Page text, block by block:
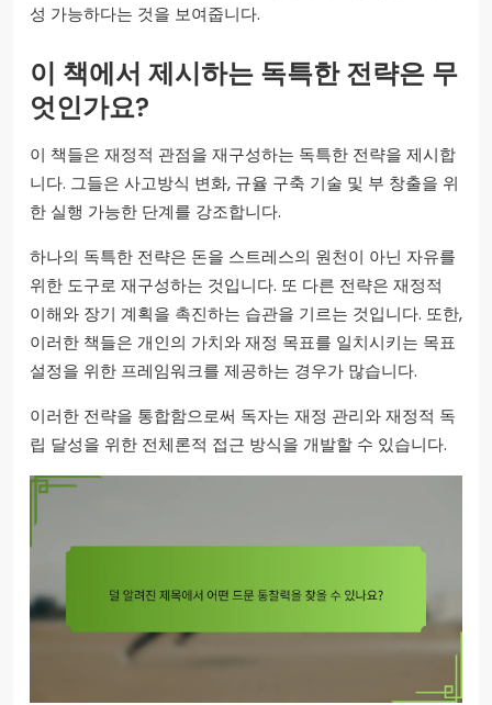
성 가능하다는 것을 보여줍니다.
이 책에서 제시하는 독특한 전략은 무
엇인가요?
이 책들은 재정적 관점을 재구성하는 독특한 전략을 제시합
니다. 그들은 사고방식 변화, 규율 구축 기술 및 부 창출을 위
한 실행 가능한 단계를 강조합니다.
하나의 독특한 전략은 돈을 스트레스의 원천이 아닌 자유를
위한 도구로 재구성하는 것입니다. 또 다른 전략은 재정적
이해와 장기 계획을 촉진하는 습관을 기르는 것입니다. 또한,
이러한 책들은 개인의 가치와 재정 목표를 일치시키는 목표
설정을 위한 프레임워크를 제공하는 경우가 많습니다.
이러한 전략을 통합함으로써 독자는 재정 관리와 재정적 독
립 달성을 위한 전체론적 접근 방식을 개발할 수 있습니다.